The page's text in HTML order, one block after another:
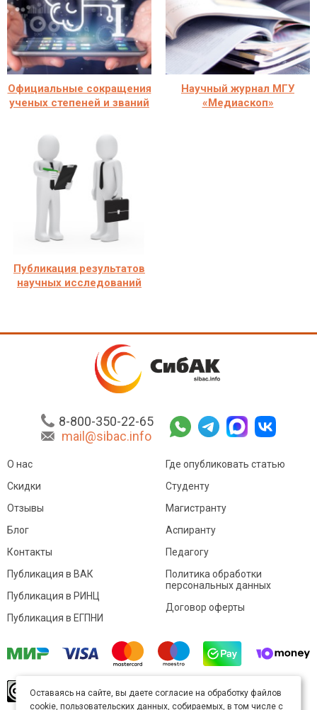
Официальные сокращения
ученых степеней и званий
Научный журнал МГУ
«Медиаскоп»
Публикация результатов
научных исследований
8-800-350-22-65
mail@sibac.info
О нас
Скидки
Отзывы
Блог
Контакты
Где опубликовать статью
Студенту
Магистранту
Аспиранту
Педагогу
Публикация в ВАК
Публикация в РИНЦ
Публикация в ЕГПНИ
Политика обработки
персональных данных
Договор оферты
произведение доступно полицензии Creative
Оставаясь на сайте, вы даете согласие на обработку файлов
cookie, пользовательских данных, собираемых, в том числе с